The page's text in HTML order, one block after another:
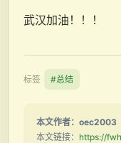
武汉加油！！！
标签 #总结
本文作者：oec2003
本文链接： https://